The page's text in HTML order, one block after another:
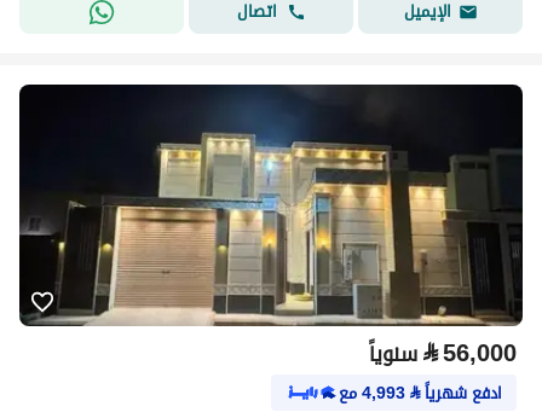
الإيميل اتصال
⃁56,000 سنوياً
ادفع شهرياً⃁
4,993مع